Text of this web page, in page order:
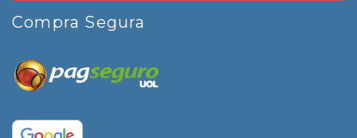
Compra Segura